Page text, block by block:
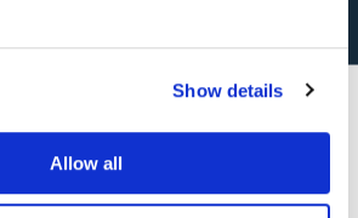
Show details
Allow all
tevreden
klanten